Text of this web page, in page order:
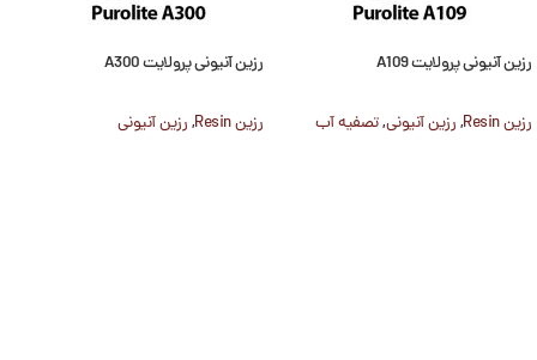
رزین آنیونی پرولایت A109
رزین Resin ,رزین آنیونی,تصفیه آب
رزین آنیونی پرولایت A300
رزین Resin ,رزین آنیونی